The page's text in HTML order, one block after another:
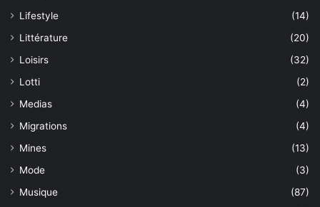
Lifestyle
(14)
Littérature
(20)
Loisirs
(32)
Lotti
(2)
Medias
(4)
Migrations
(4)
Mines
(13)
Mode
(3)
Musique
(87)